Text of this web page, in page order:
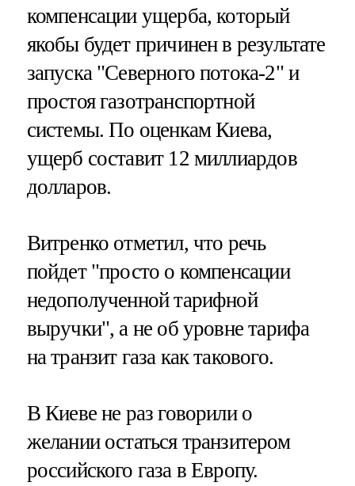
компенсации ущерба, который
якобы будет причинен в результате
запуска "Северного потока-2" и
простоя газотранспортной
системы. По оценкам Киева,
ущерб составит 12 миллиардов
долларов.
Витренко отметил, что речь
пойдет "просто о компенсации
недополученной тарифной
выручки", а не об уровне тарифа
на транзит газа как такового.
В Киеве не раз говорили о
желании остаться транзитером
российского газа в Европу.